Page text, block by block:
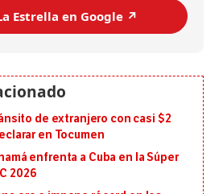
Estrella en Google ↗️
de extranjero con casi $2
en Tocumen
enfrenta a Cuba en la Súper
2026